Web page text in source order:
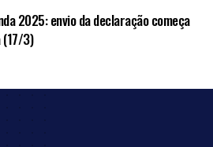
2025: envio da declaração começa
(17/3)